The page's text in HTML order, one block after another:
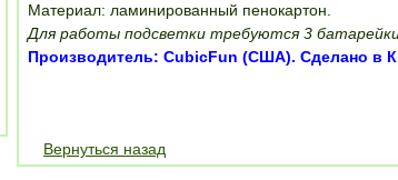
Материал: ламинированный пенокартон.
Для работы подсветки требуются 3
Производитель: CubicFun (США). Сделано в
Вернуться назад